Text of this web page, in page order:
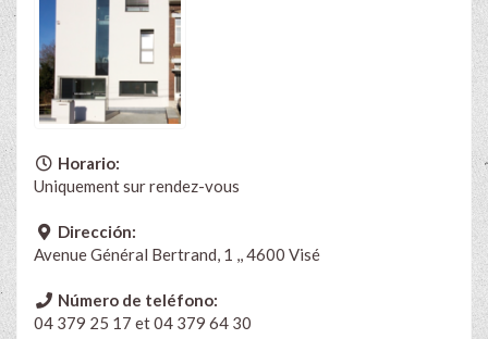
Horario:
Uniquement sur rendez-vous
Dirección:
Avenue Général Bertrand, 1 ,, 4600 Visé
Número de teléfono:
04 379 25 17 et 04 379 64 30